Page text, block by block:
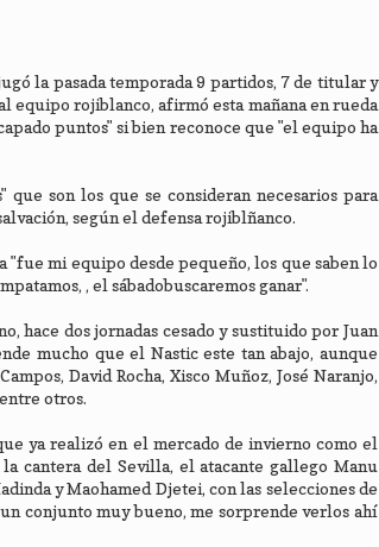
la pasada temporada 9 partidos, 7 de titular y
equipo rojiblanco, afirmó esta mañana en rueda
puntos" si bien reconoce que "el equipo ha
son los que se consideran necesarios para
según el defensa rojiblñanco.
"fue mi equipo desde pequeño, los que saben lo
, el sábadobuscaremos ganar".
hace dos jornadas cesado y sustituido por Juan
mucho que el Nastic este tan abajo, aunque
David Rocha, Xisco Muñoz, José Naranjo,
otros.
ya realizó en el mercado de invierno como el
cantera del Sevilla, el atacante gallego Manu
y Maohamed Djetei, con las selecciones de
conjunto muy bueno, me sorprende verlos ahí